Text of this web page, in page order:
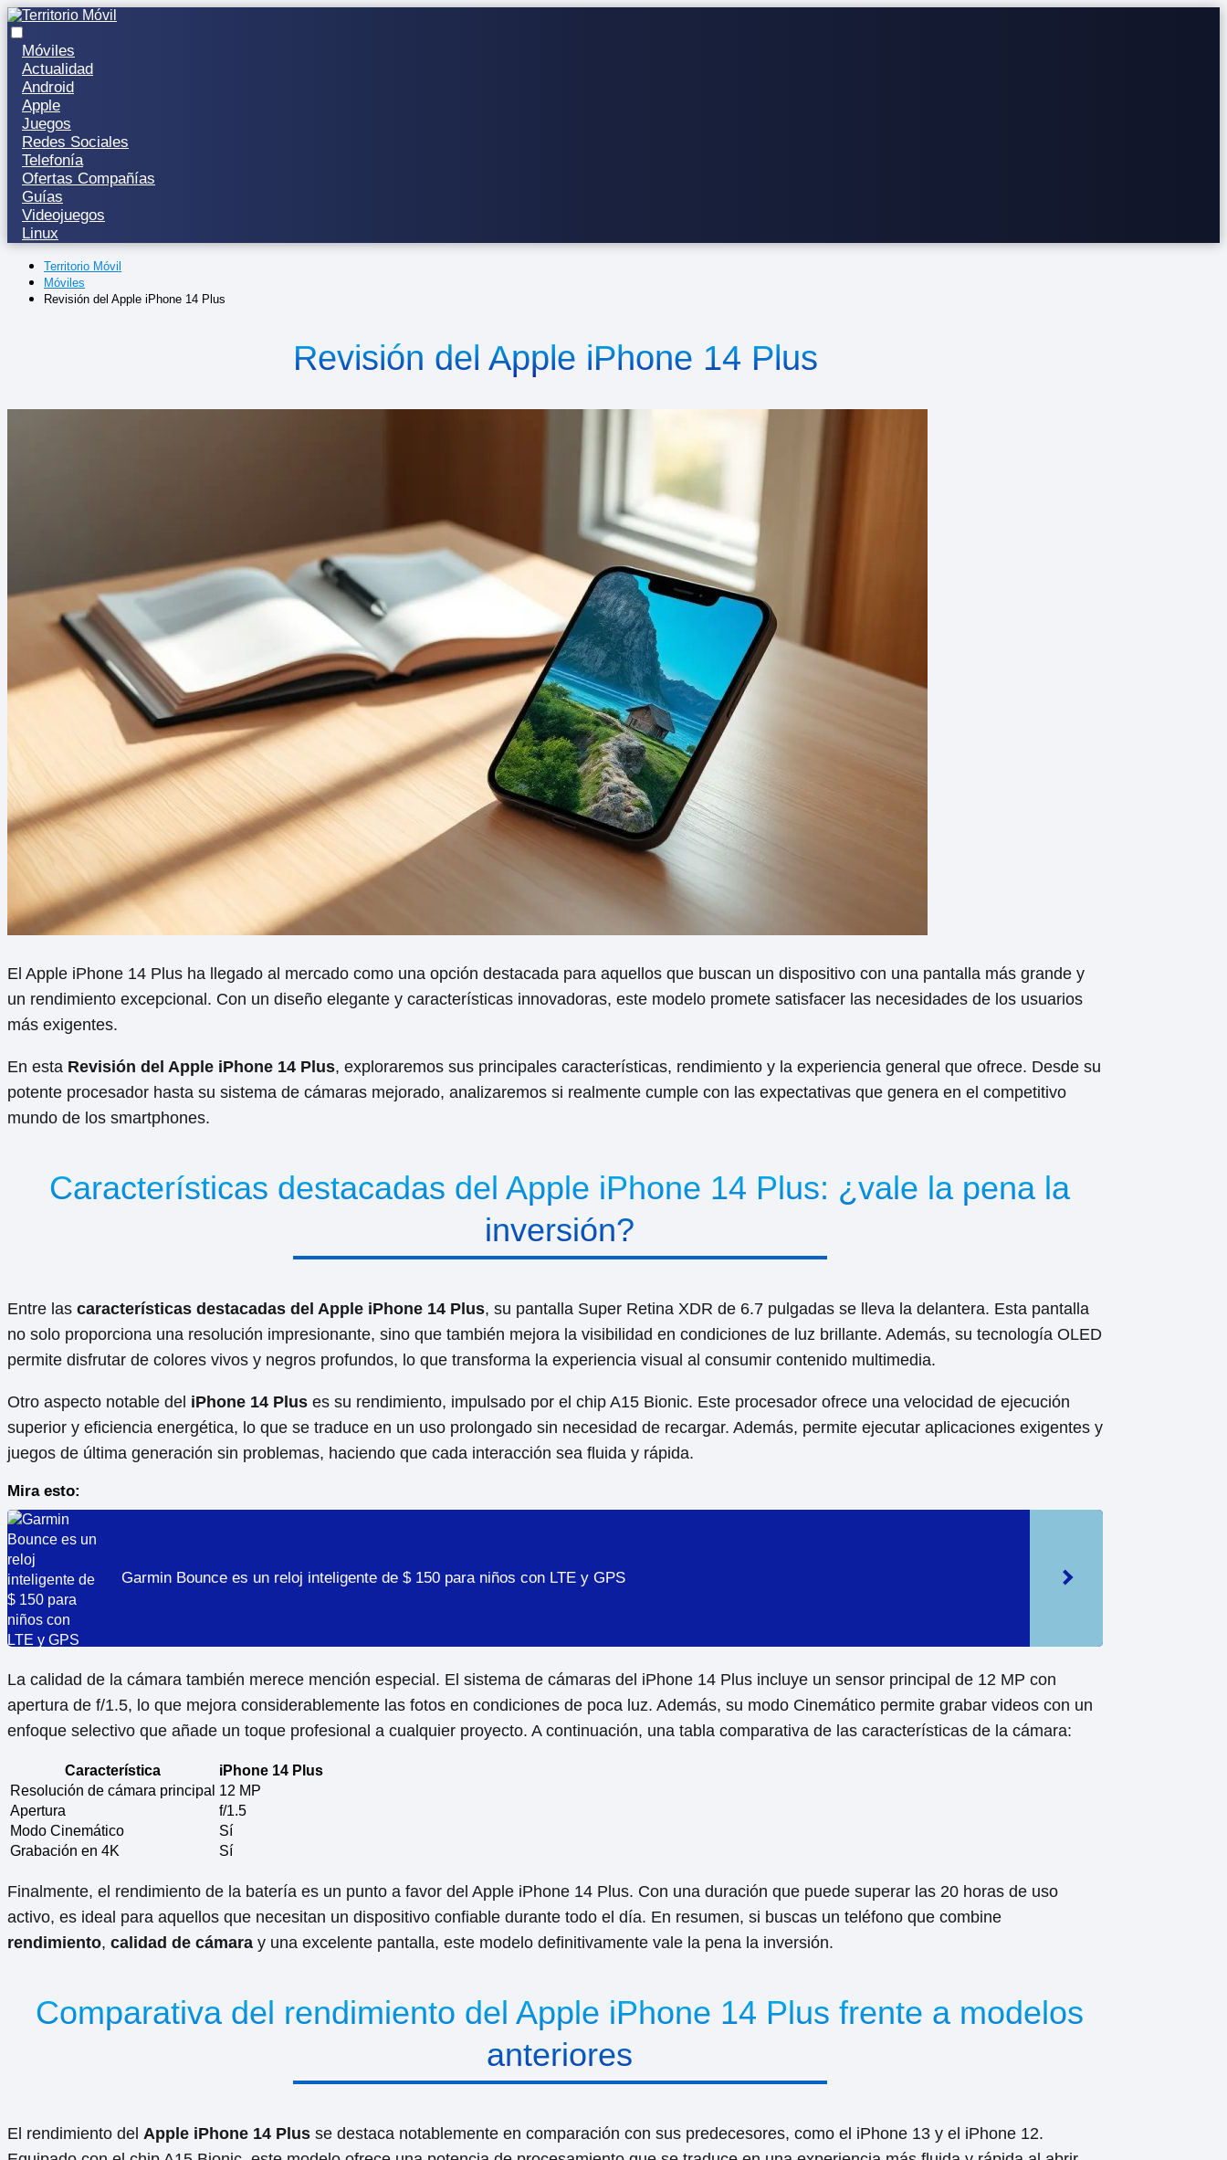
Móviles
Actualidad
Android
Apple
Juegos
Redes Sociales
Telefonía
Ofertas Compañías
Guías
Videojuegos
Linux
Territorio Móvil
Móviles
Revisión del Apple iPhone 14 Plus
Revisión del Apple iPhone 14 Plus
El Apple iPhone 14 Plus ha llegado al mercado como una opción destacada para aquellos que buscan un dispositivo con una pantalla más grande y
un rendimiento excepcional. Con un diseño elegante y características innovadoras, este modelo promete satisfacer las necesidades de los usuarios
más exigentes.
En esta Revisión del Apple iPhone 14 Plus, exploraremos sus principales características, rendimiento y la experiencia general que ofrece. Desde su
potente procesador hasta su sistema de cámaras mejorado, analizaremos si realmente cumple con las expectativas que genera en el competitivo
mundo de los smartphones.
Características destacadas del Apple iPhone 14 Plus: ¿vale la pena la
inversión?
Entre las características destacadas del Apple iPhone 14 Plus, su pantalla Super Retina XDR de 6.7 pulgadas se lleva la delantera. Esta pantalla
no solo proporciona una resolución impresionante, sino que también mejora la visibilidad en condiciones de luz brillante. Además, su tecnología OLED
permite disfrutar de colores vivos y negros profundos, lo que transforma la experiencia visual al consumir contenido multimedia.
Otro aspecto notable del iPhone 14 Plus es su rendimiento, impulsado por el chip A15 Bionic. Este procesador ofrece una velocidad de ejecución
superior y eficiencia energética, lo que se traduce en un uso prolongado sin necesidad de recargar. Además, permite ejecutar aplicaciones exigentes y
juegos de última generación sin problemas, haciendo que cada interacción sea fluida y rápida.
Mira esto:
Garmin Bounce es un reloj inteligente de $ 150 para niños con LTE y GPS
La calidad de la cámara también merece mención especial. El sistema de cámaras del iPhone 14 Plus incluye un sensor principal de 12 MP con
apertura de f/1.5, lo que mejora considerablemente las fotos en condiciones de poca luz. Además, su modo Cinemático permite grabar videos con un
enfoque selectivo que añade un toque profesional a cualquier proyecto. A continuación, una tabla comparativa de las características de la cámara:
Característica
iPhone 14 Plus
Resolución de cámara principal 12 MP
Apertura
f/1.5
Modo Cinemático
Sí
Grabación en 4K
Sí
Finalmente, el rendimiento de la batería es un punto a favor del Apple iPhone 14 Plus. Con una duración que puede superar las 20 horas de uso
activo, es ideal para aquellos que necesitan un dispositivo confiable durante todo el día. En resumen, si buscas un teléfono que combine
rendimiento, calidad de cámara y una excelente pantalla, este modelo definitivamente vale la pena la inversión.
Comparativa del rendimiento del Apple iPhone 14 Plus frente a modelos
anteriores
El rendimiento del Apple iPhone 14 Plus se destaca notablemente en comparación con sus predecesores, como el iPhone 13 y el iPhone 12.